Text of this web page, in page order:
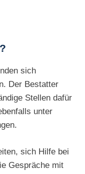
sich
Der Bestatter
Stellen dafür
unter
sich Hilfe bei
Gespräche mit